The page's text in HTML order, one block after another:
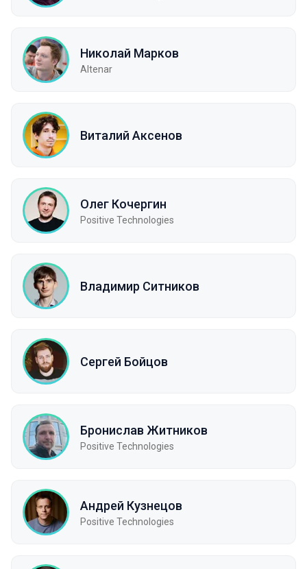
Николай Марков
Altenar
Виталий Аксенов
Олег Кочергин
Positive Technologies
Владимир Ситников
Сергей Бойцов
Бронислав Житников
Positive Technologies
Андрей Кузнецов
Positive Technologies